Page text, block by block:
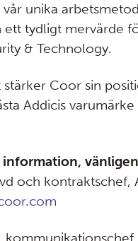
unika arbetsmetod
tydligt mervärde
& Technology.
Coor sin
Addicis
och kontraktschef,